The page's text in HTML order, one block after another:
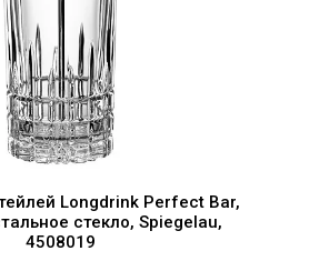
Longdrink Perfect Bar,
стекло, Spiegelau,
4508019